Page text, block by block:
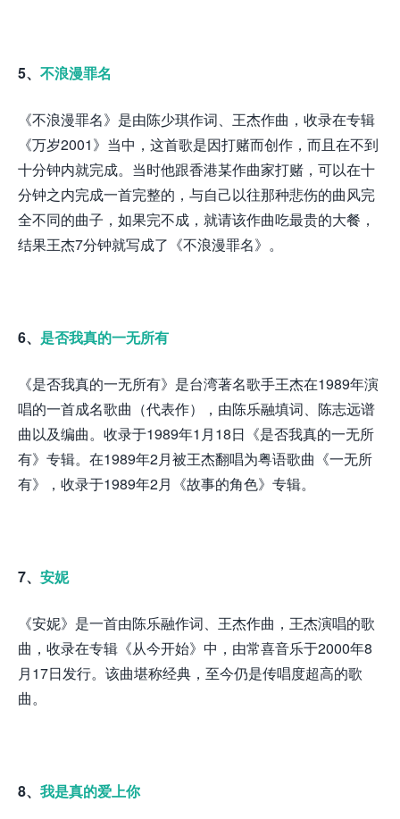
5、 不浪漫罪名
《不浪漫罪名》是由陈少琪作词、王杰作曲，收录在专辑
《万岁2001》当中，这首歌是因打赌而创作，而且在不到
十分钟内就完成。当时他跟香港某作曲家打赌，可以在十
分钟之内完成一首完整的，与自己以往那种悲伤的曲风完
全不同的曲子，如果完不成，就请该作曲吃最贵的大餐，
结果王杰7分钟就写成了《不浪漫罪名》。
6、 是否我真的一无所有
《是否我真的一无所有》是台湾著名歌手王杰在1989年演
唱的一首成名歌曲（代表作），由陈乐融填词、陈志远谱
曲以及编曲。收录于1989年1月18日《是否我真的一无所
有》专辑。在1989年2月被王杰翻唱为粤语歌曲《一无所
有》，收录于1989年2月《故事的角色》专辑。
7、 安妮
《安妮》是一首由陈乐融作词、王杰作曲，王杰演唱的歌
曲，收录在专辑《从今开始》中，由常喜音乐于2000年8
月17日发行。该曲堪称经典，至今仍是传唱度超高的歌
曲。
8、 我是真的爱上你